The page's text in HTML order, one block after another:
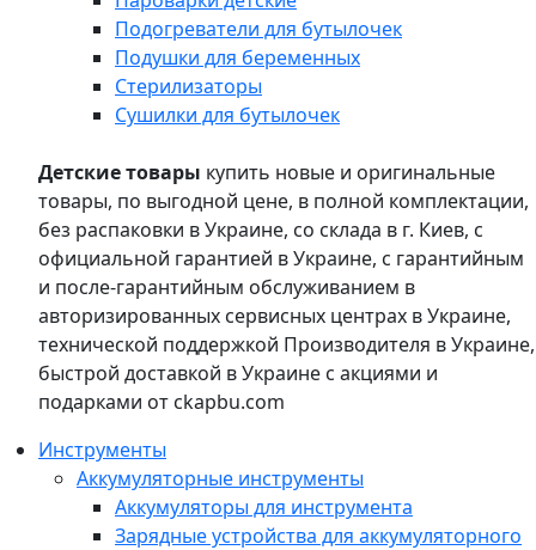
Подогреватели для бутылочек
Подушки для беременных
Стерилизаторы
Сушилки для бутылочек
Детские товары купить новые и оригинальные
товары, по выгодной цене, в полной комплектации,
без распаковки в Украине, со склада в г. Киев, с
официальной гарантией в Украине, с гарантийным
и после-гарантийным обслуживанием в
авторизированных сервисных центрах в Украине,
технической поддержкой Производителя в Украине,
быстрой доставкой в Украине с акциями и
подарками от ckapbu.com
Инструменты
Аккумуляторные инструменты
Аккумуляторы для инструмента
Зарядные устройства для аккумуляторного